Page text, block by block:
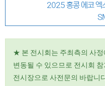
2025 홍콩 에코 엑
★ 본 전시회는 주최측의 사
변동될 수 있으므로 전시회
전시장으로 사전문의 바랍니